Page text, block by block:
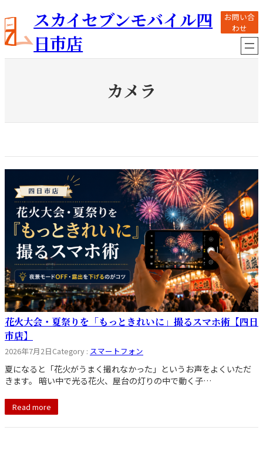
容
を
ス
キ
スカイセブンモバイル四
日市店
お問い合
わせ
カメラ
花火大会・夏祭りを「もっときれいに」撮るスマホ術【四日
市店】
2026年7月2日Category : スマートフォン
夏になると「花火がうまく撮れなかった」というお声をよくいただ
きます。 暗い中で光る花火、屋台の灯りの中で動く子…
Read more